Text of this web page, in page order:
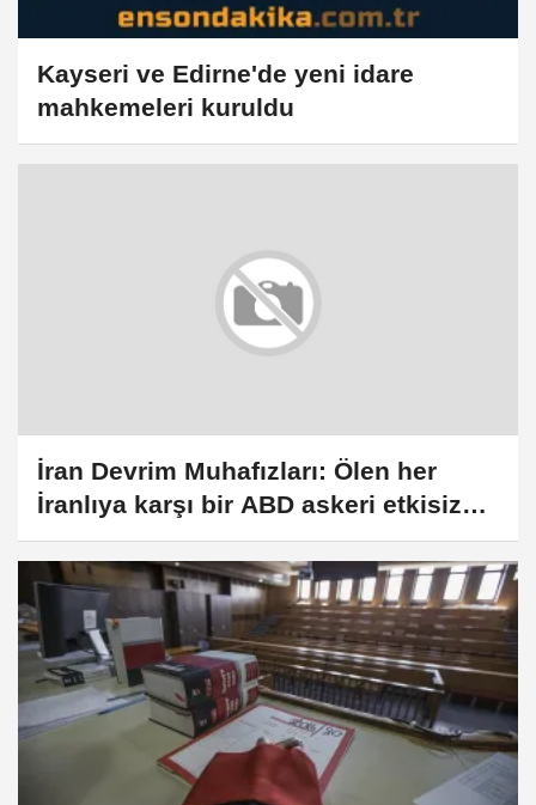
Kayseri ve Edirne'de yeni idare
mahkemeleri kuruldu
İran Devrim Muhafızları: Ölen her
İranlıya karşı bir ABD askeri etkisiz
hale getirilecek